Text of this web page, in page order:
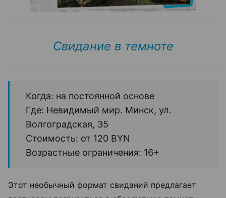
Свидание в темноте
Когда: на постоянной основе
Где: Невидимый мир. Минск, ул.
Волгоградская, 35
Стоимость: от 120 BYN
Возрастные ограничения: 16+
Этот необычный формат свиданий предлагает